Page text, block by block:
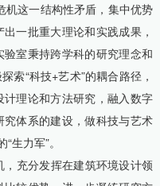
机这一结构性矛盾，集中优势
一批重大理论和实践成果，
室秉持跨学科的研究理念和
索“科技+艺术”的耦合路径，
理论和方法研究，融入数字
体系的建设，做科技与艺术
生力军”。
充分发挥在建筑环境设计领